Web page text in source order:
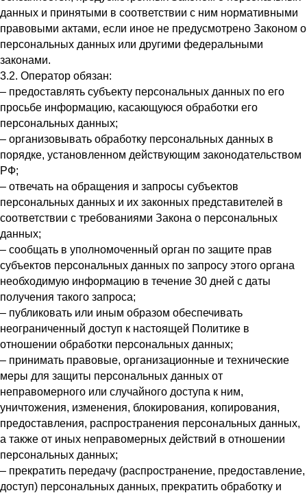
данных и принятыми в соответствии с ним нормативными
правовыми актами, если иное не предусмотрено Законом о
персональных данных или другими федеральными
законами.
3.2. Оператор обязан:
– предоставлять субъекту персональных данных по его
просьбе информацию, касающуюся обработки его
персональных данных;
– организовывать обработку персональных данных в
порядке, установленном действующим законодательством
РФ;
– отвечать на обращения и запросы субъектов
персональных данных и их законных представителей в
соответствии с требованиями Закона о персональных
данных;
– сообщать в уполномоченный орган по защите прав
субъектов персональных данных по запросу этого органа
необходимую информацию в течение 30 дней с даты
получения такого запроса;
– публиковать или иным образом обеспечивать
неограниченный доступ к настоящей Политике в
отношении обработки персональных данных;
– принимать правовые, организационные и технические
меры для защиты персональных данных от
неправомерного или случайного доступа к ним,
уничтожения, изменения, блокирования, копирования,
предоставления, распространения персональных данных,
а также от иных неправомерных действий в отношении
персональных данных;
– прекратить передачу (распространение, предоставление,
доступ) персональных данных, прекратить обработку и